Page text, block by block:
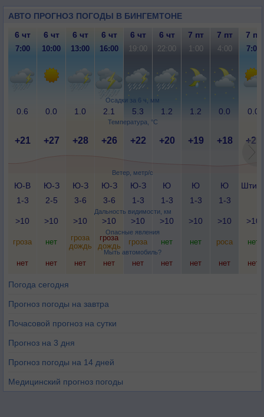
АВТО ПРОГНОЗ ПОГОДЫ В БИНГЕМТОНЕ
Осадки за 6 ч, мм
Температура, °C
Ветер, метр/с
Дальность видимости, км
Опасные явления
Мыть автомобиль?
6 чт 6 чт 6 чт 6 чт 6 чт 6 чт 7 пт 7 пт 7 пт
7:00 10:00 13:00 16:00 19:00 22:00 1:00 4:00 7:00
0.6 0.0 1.0 2.1 5.3 1.2 1.2 0.0 0.0
+21 +27 +28 +26 +22 +20 +19 +18 +21
Ю-В
1-3
Ю-З
2-5
Ю-З
3-6
Ю-З
3-6
Ю-З
1-3
Ю
1-3
Ю
1-3
Ю
1-3
>10 >10 >10 >10 >10 >10 >10 >10 >10
гроза нет
гроза
дождь
гроза
дождь
гроза нет нет роса нет
нет нет нет нет нет нет нет нет нет
Погода сегодня
Прогноз погоды на завтра
Почасовой прогноз на сутки
Прогноз на 3 дня
Прогноз погоды на 14 дней
Медицинский прогноз погоды